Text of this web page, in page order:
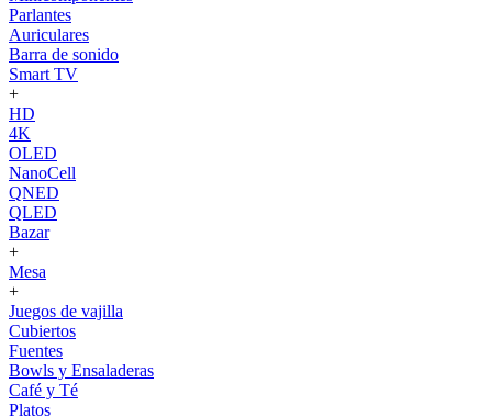
Parlantes
Auriculares
Barra de sonido
Smart TV
+
HD
4K
OLED
NanoCell
QNED
QLED
Bazar
+
Mesa
+
Juegos de vajilla
Cubiertos
Fuentes
Bowls y Ensaladeras
Café y Té
Platos